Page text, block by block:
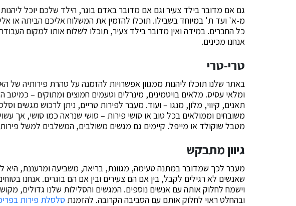
גם אם מדובר בילד צעיר וגם אם מדובר באדם בוגר, הילד שלכם יוכל
מ-א' ועד ת' במיוחד בשבילו. תוכלו להזמין את המשלוח אליכם הביתה או
כל החברים. במידה ואין מדובר בילד צעיר, תוכלו לשלוח אותו למקום
אנחנו מכינים.
טרי-טרי
באתר שלנו תוכלו ליהנות ממגוון אפשרויות להזמנה על טהרת פירותיה של
ומלאי עסיס. מלאים בויטמינים, מינרלים וטעמים חמוצים ומתוקים –
תאנים, קיווי, מלון, מנגו – ועוד. מעבר לפירות טריים, ניתן לרכוש מגשים
משובחים וממולאים בכל טוב או סושי פירות – סושי שנראה כמו סושי, אך
מטבל שוקולד או מייפל. קיימים גם מגשים משולבים, המשלבים למשל פירות
גיוון מתבקש
מעבר לכך שמדובר במתנה טעימה, מגוונת, בריאה, משביעה ומרעננת,
שאנשים לא רגילים לקבל, בין אם הם צעירים ובין אם הם בוגרים. אנחנו
וישמח לחלוק אותה עם אנשים נוספים. המגשים והסלילות שלנו גדולים,
ובהחלט ראוי לחלוק אותם עם הסביבה הקרובה. להזמנת סלסלת פירות